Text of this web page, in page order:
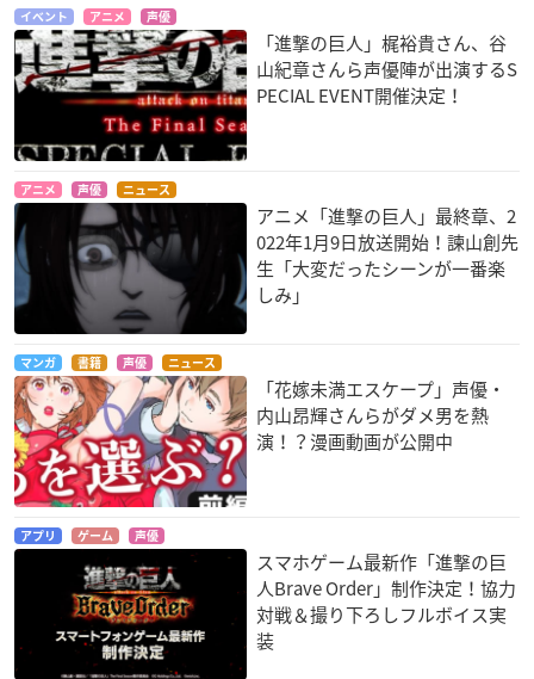
イベント アニメ 声優
「進撃の巨人」梶裕貴さん、谷
山紀章さんら声優陣が出演するS
PECIAL EVENT開催決定！
アニメ 声優 ニュース
アニメ「進撃の巨人」最終章、2
022年1月9日放送開始！諫山創先
生「大変だったシーンが一番楽
しみ」
マンガ 書籍 声優 ニュース
「花嫁未満エスケープ」声優・
内山昂輝さんらがダメ男を熱
演！？漫画動画が公開中
アプリ ゲーム 声優
スマホゲーム最新作「進撃の巨
人Brave Order」制作決定！協力
対戦＆撮り下ろしフルボイス実
装